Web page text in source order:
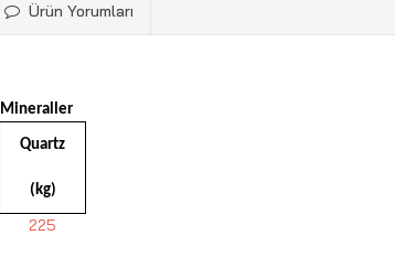
Ürün Yorumları
Mineraller
Quartz
(kg)
225